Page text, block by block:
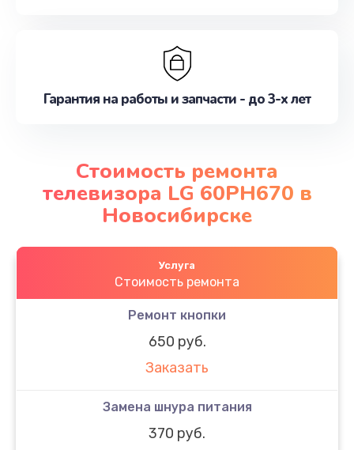
Гарантия на работы и запчасти - до 3-х лет
Стоимость ремонта
телевизора LG 60PH670 в
Новосибирске
Услуга
Стоимость ремонта
Ремонт кнопки
650 руб.
Заказать
Замена шнура питания
370 руб.